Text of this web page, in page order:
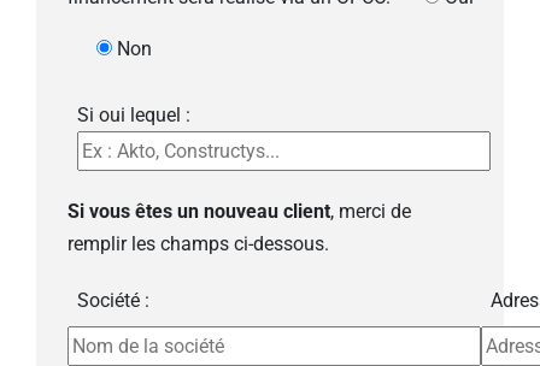
Non
Si oui lequel :
Si vous êtes un nouveau client, merci de
remplir les champs ci-dessous.
Société :